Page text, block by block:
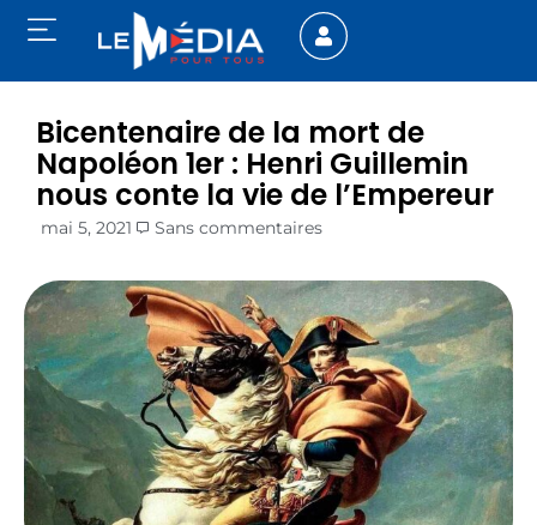
Bicentenaire de la mort de
Napoléon 1er : Henri Guillemin
nous conte la vie de l’Empereur
mai 5, 2021 Sans commentaires